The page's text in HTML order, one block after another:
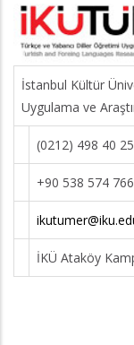
İstanbul Kültür
Uygulama ve
(0212) 498 40 25
+90 538 574
İKÜ Ataköy